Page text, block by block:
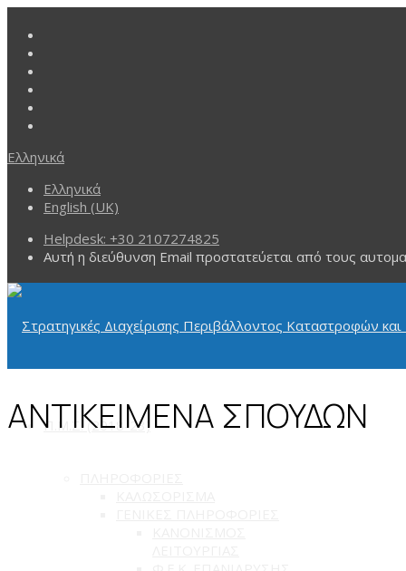
Ελληνικά
Ελληνικά
English (UK)
Helpdesk: +30 2107274825
Αυτή η διεύθυνση Email προστατεύεται από τους
Π.Μ.Σ. (2018-23)
ΑΝΤΙΚΕΙΜΕΝΑ ΣΠΟΥΔΩΝ